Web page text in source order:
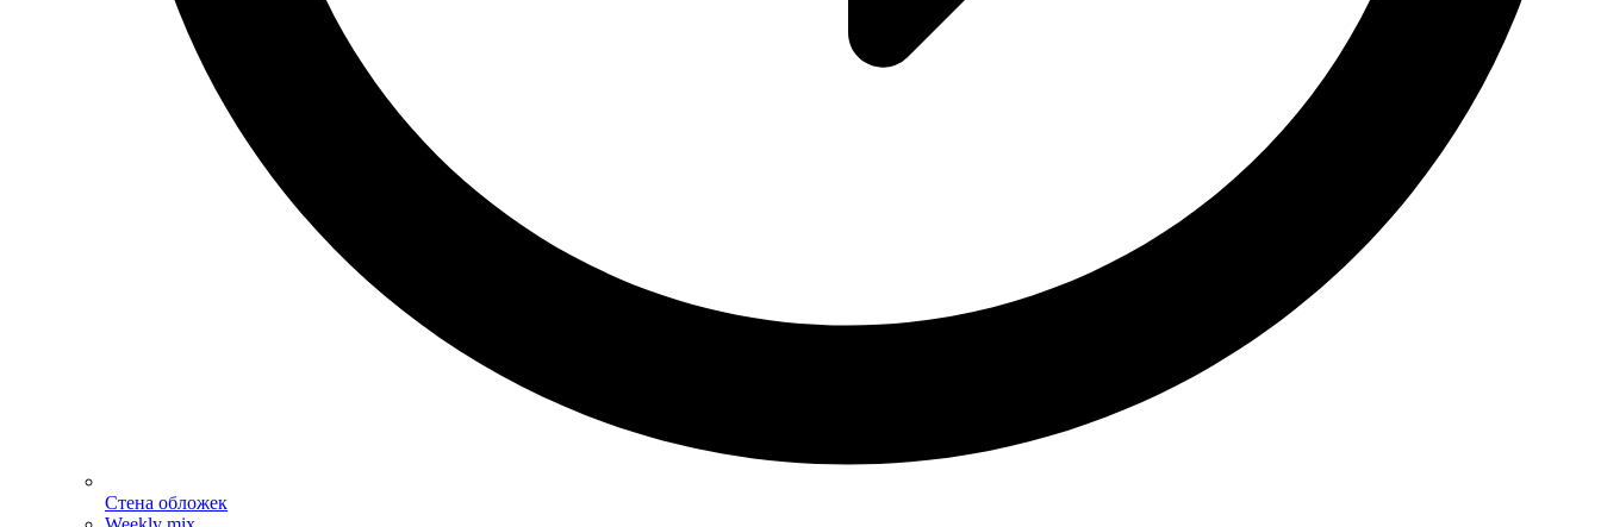
Стена обложек